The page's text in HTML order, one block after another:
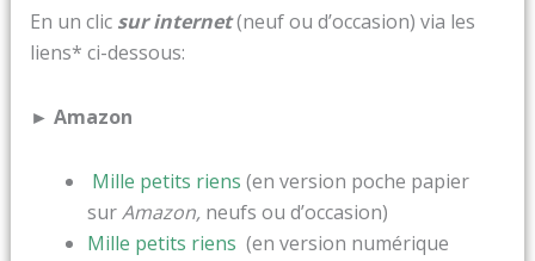
En un clic sur internet(neuf ou d’occasion) via les
liens* ci-dessous:
► Amazon
Mille petits riens (en version poche papier
surAmazon, neufs ou d’occasion)
Mille petits riens (en version numérique